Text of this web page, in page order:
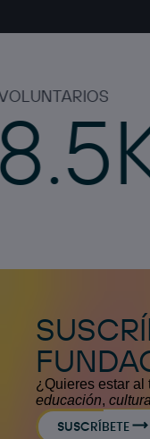
¿Quieres estar al
educación, cultura
SUSCRÍBETE